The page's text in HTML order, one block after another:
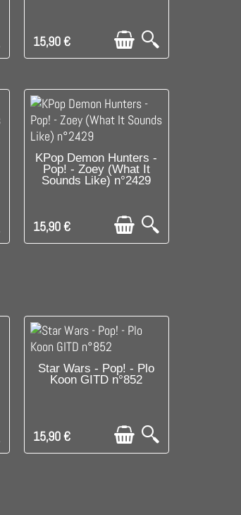
15,90 €
DISPONIBLE
KPop Demon Hunters -
Pop! - Zoey (What It
Sounds Like) n°2429
15,90 €
DISPONIBLE
Star Wars - Pop! - Plo
Koon GITD n°852
15,90 €